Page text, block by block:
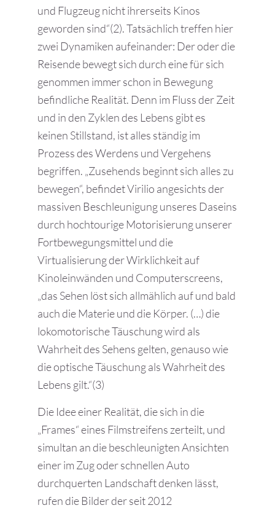
und Flugzeug nicht ihrerseits Kinos
geworden sind“(2). Tatsächlich treffen hier
zwei Dynamiken aufeinander: Der oder die
Reisende bewegt sich durch eine für sich
genommen immer schon in Bewegung
befindliche Realität. Denn im Fluss der Zeit
und in den Zyklen des Lebens gibt es
keinen Stillstand, ist alles ständig im
Prozess des Werdens und Vergehens
begriffen. „Zusehends beginnt sich alles zu
bewegen“, befindet Virilio angesichts der
massiven Beschleunigung unseres Daseins
durch hochtourige Motorisierung unserer
Fortbewegungsmittel und die
Virtualisierung der Wirklichkeit auf
Kinoleinwänden und Computerscreens,
„das Sehen löst sich allmählich auf und bald
auch die Materie und die Körper. (…) die
lokomotorische Täuschung wird als
Wahrheit des Sehens gelten, genauso wie
die optische Täuschung als Wahrheit des
Lebens gilt.“(3)
Die Idee einer Realität, die sich in die
„Frames“ eines Filmstreifens zerteilt, und
simultan an die beschleunigten Ansichten
einer im Zug oder schnellen Auto
durchquerten Landschaft denken lässt,
rufen die Bilder der seit 2012